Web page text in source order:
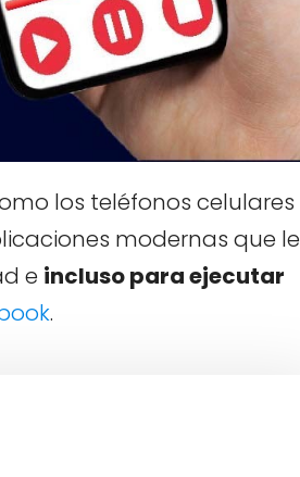
los teléfonos celulares
modernas que le
e incluso para ejecutar
.